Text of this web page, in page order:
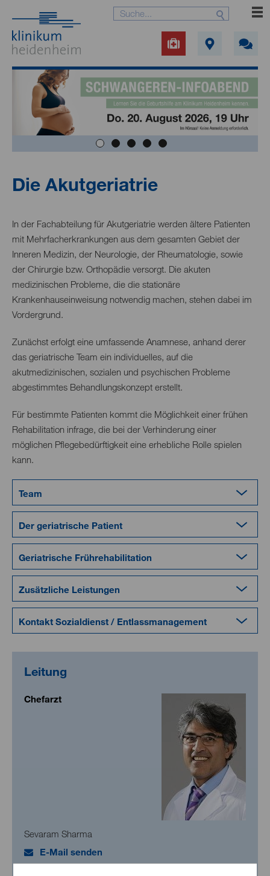
Die Akutgeriatrie
In der Fachabteilung für Akutgeriatrie werden ältere Patienten
mit Mehrfacherkrankungen aus dem gesamten Gebiet der
Inneren Medizin, der Neurologie, der Rheumatologie, sowie
der Chirurgie bzw. Orthopädie versorgt. Die akuten
medizinischen Probleme, die die stationäre
Krankenhauseinweisung notwendig machen, stehen dabei im
Vordergrund.
Zunächst erfolgt eine umfassende Anamnese, anhand derer
das geriatrische Team ein individuelles, auf die
akutmedizinischen, sozialen und psychischen Probleme
abgestimmtes Behandlungskonzept erstellt.
Für bestimmte Patienten kommt die Möglichkeit einer frühen
Rehabilitation infrage, die bei der Verhinderung einer
möglichen Pflegebedürftigkeit eine erhebliche Rolle spielen
kann.
Team
Der geriatrische Patient
Geriatrische Frührehabilitation
Zusätzliche Leistungen
Kontakt Sozialdienst / Entlassmanagement
Leitung
Chefarzt
Sevaram Sharma
E-Mail senden